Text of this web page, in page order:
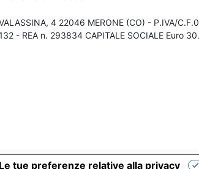
4 22046 MERONE (CO) - P.IVA/
- REA n. 293834 CAPITALE SOCIALE Euro
Le tue preferenze relative alla privacy